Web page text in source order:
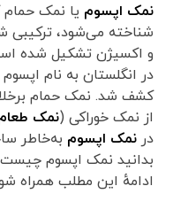
نمک اپسوم یا نمک حمام
شناخته می‌شود، ترکیبی
و اکسیژن تشکیل شده
در انگلستان به نام
کشف شد. نمک حمام
از نمک خوراکی (نمک
درنمک اپسوم به‌خاطر
بدانید نمک اپسوم چیست
ادامهٔ این مطلب همراه